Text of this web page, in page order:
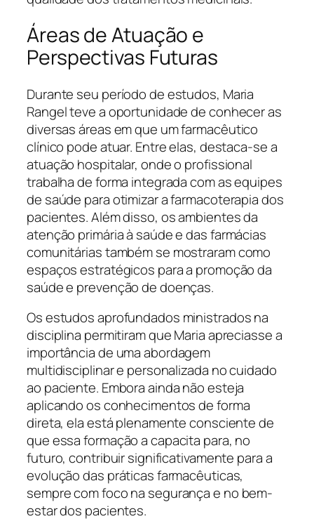
Áreas de Atuação e
Perspectivas Futuras
Durante seu período de estudos, Maria
Rangel teve a oportunidade de conhecer as
diversas áreas em que um farmacêutico
clínico pode atuar. Entre elas, destaca-se a
atuação hospitalar, onde o profissional
trabalha de forma integrada com as equipes
de saúde para otimizar a farmacoterapia dos
pacientes. Além disso, os ambientes da
atenção primária à saúde e das farmácias
comunitárias também se mostraram como
espaços estratégicos para a promoção da
saúde e prevenção de doenças.
Os estudos aprofundados ministrados na
disciplina permitiram que Maria apreciasse a
importância de uma abordagem
multidisciplinar e personalizada no cuidado
ao paciente. Embora ainda não esteja
aplicando os conhecimentos de forma
direta, ela está plenamente consciente de
que essa formação a capacita para, no
futuro, contribuir significativamente para a
evolução das práticas farmacêuticas,
sempre com foco na segurança e no bem-
estar dos pacientes.